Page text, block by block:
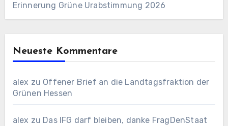
Erinnerung Grüne Urabstimmung 2026
Neueste Kommentare
alex zu Offener Brief an die Landtagsfraktion der
Grünen Hessen
alex zu Das IFG darf bleiben, danke FragDenStaat